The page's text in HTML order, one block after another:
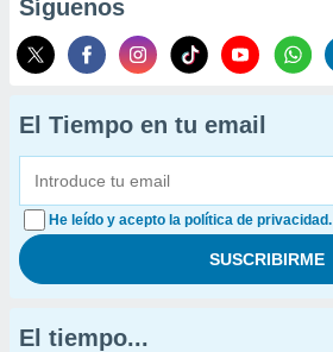
Síguenos
El Tiempo en tu email
He leído y acepto la política de privacidad.
El tiempo...